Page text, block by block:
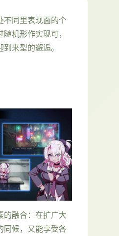
不同里表现面的个
机形作实现可，
来型的邂逅。
的融合：在扩广大
同候，又能享受各